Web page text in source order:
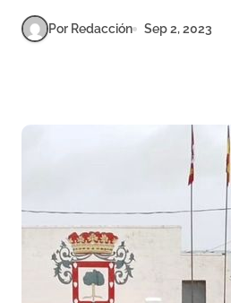
Por Redacción Sep 2, 2023